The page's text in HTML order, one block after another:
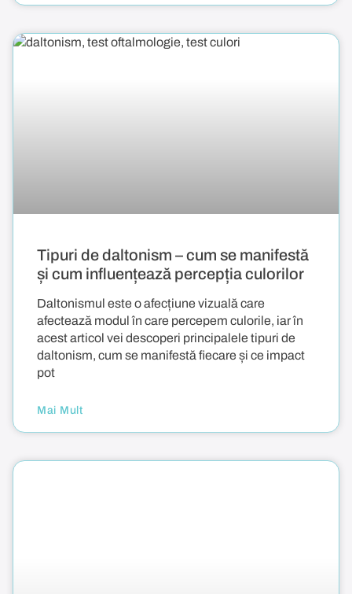
Tipuri de daltonism – cum se manifestă
și cum influențează percepția culorilor
Daltonismul este o afecțiune vizuală care
afectează modul în care percepem culorile, iar în
acest articol vei descoperi principalele tipuri de
daltonism, cum se manifestă fiecare și ce impact
pot
Mai Mult